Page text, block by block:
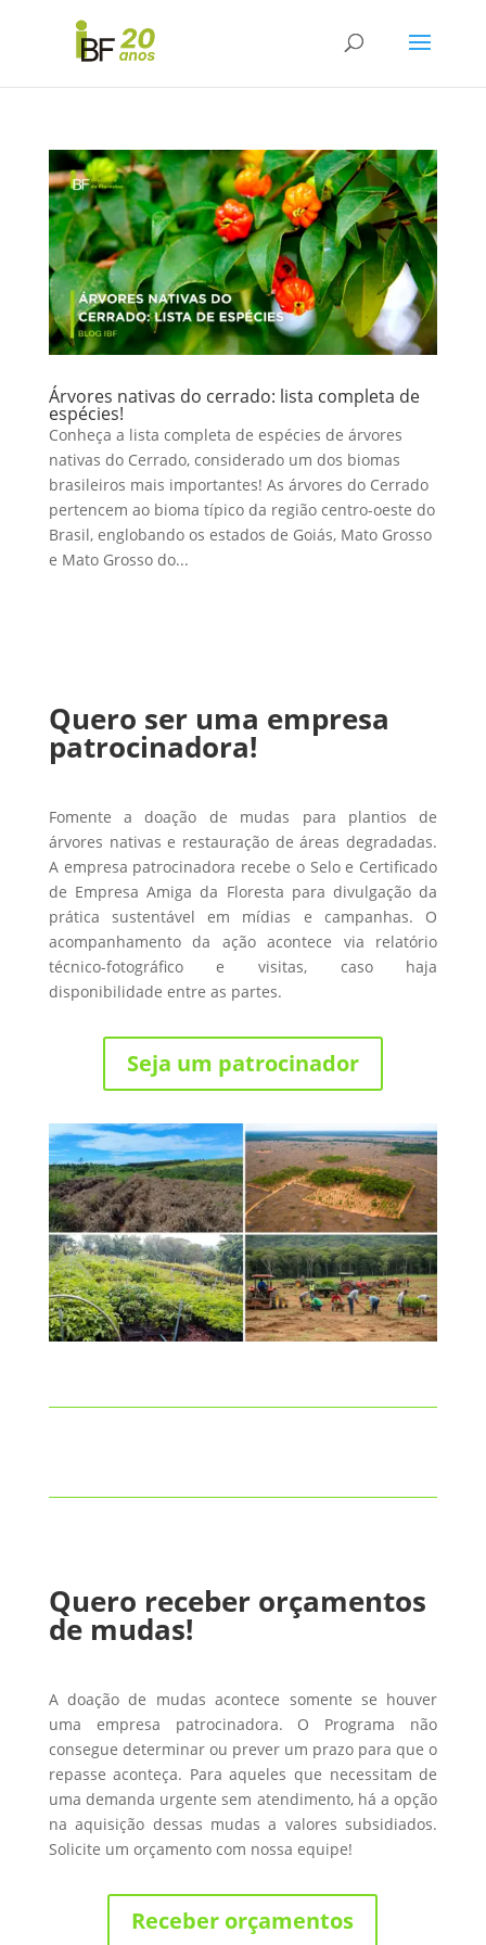
Árvores nativas do cerrado: lista completa de
espécies!
Conheça a lista completa de espécies de árvores
nativas do Cerrado, considerado um dos biomas
brasileiros mais importantes! As árvores do Cerrado
pertencem ao bioma típico da região centro-oeste do
Brasil, englobando os estados de Goiás, Mato Grosso
e Mato Grosso do...
Quero ser uma empresa
patrocinadora!
Fomente a doação de mudas para plantios de
árvores nativas e restauração de áreas degradadas.
A empresa patrocinadora recebe o Selo e Certificado
de Empresa Amiga da Floresta para divulgação da
prática sustentável em mídias e campanhas. O
acompanhamento da ação acontece via relatório
técnico-fotográfico e visitas, caso haja
disponibilidade entre as partes.
Seja um patrocinador
Quero receber orçamentos
de mudas!
A doação de mudas acontece somente se houver
uma empresa patrocinadora. O Programa não
consegue determinar ou prever um prazo para que o
repasse aconteça. Para aqueles que necessitam de
uma demanda urgente sem atendimento, há a opção
na aquisição dessas mudas a valores subsidiados.
Solicite um orçamento com nossa equipe!
Receber orçamentos